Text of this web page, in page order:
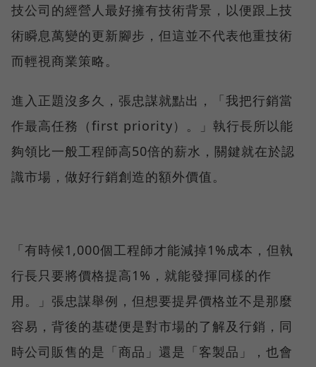
技公司的經營人最好擁有技術背景，以便跟上技
術瞬息萬變的更新腳步，但這並不代表他重技術
而輕視商業策略。
進入正題沒多久，張忠謀就點出，「我把行銷當
作最高任務（first priority）。」執行長所以能
夠領比一般工程師高50倍的薪水，關鍵就在於認
識市場，做好行銷創造的額外價值。
「有時候1,000個工程師才能減掉1%成本，但執
行長只要將價格提高1%，就能發揮同樣的作
用。」張忠謀舉例，但想要提昇價格並不是那麼
容易，背後的基礎便是對市場的了解及行銷，同
時公司販售的是「商品」還是「客製品」，也會